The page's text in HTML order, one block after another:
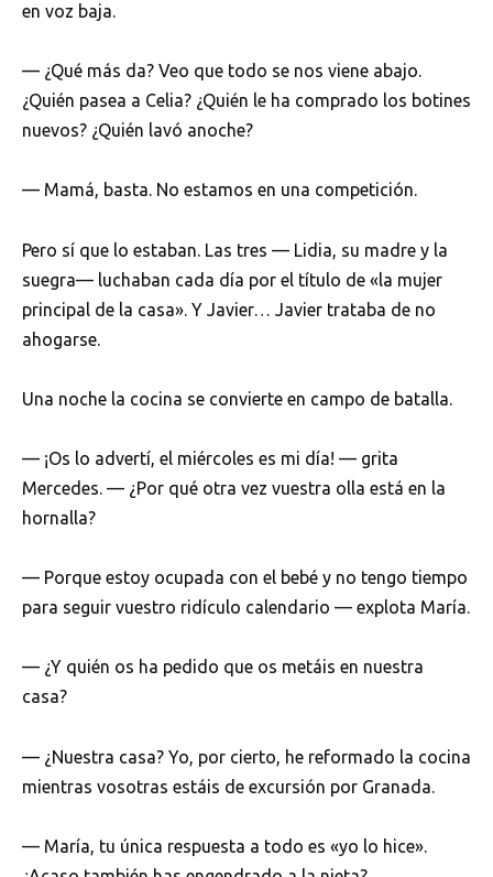
en voz baja.
— ¿Qué más da? Veo que todo se nos viene abajo.
¿Quién pasea a Celia? ¿Quién le ha comprado los botines
nuevos? ¿Quién lavó anoche?
— Mamá, basta. No estamos en una competición.
Pero sí que lo estaban. Las tres — Lidia, su madre y la
suegra— luchaban cada día por el título de «la mujer
principal de la casa». Y Javier… Javier trataba de no
ahogarse.
Una noche la cocina se convierte en campo de batalla.
— ¡Os lo advertí, el miércoles es mi día! — grita
Mercedes. — ¿Por qué otra vez vuestra olla está en la
hornalla?
— Porque estoy ocupada con el bebé y no tengo tiempo
para seguir vuestro ridículo calendario — explota María.
— ¿Y quién os ha pedido que os metáis en nuestra
casa?
— ¿Nuestra casa? Yo, por cierto, he reformado la cocina
mientras vosotras estáis de excursión por Granada.
— María, tu única respuesta a todo es «yo lo hice».